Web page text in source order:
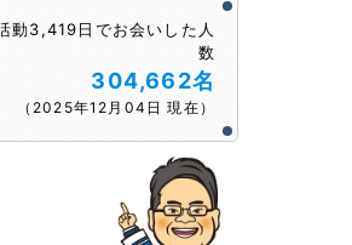
動3,419日でお会いした人
数
304,662名
（2025年12月04日 現在）